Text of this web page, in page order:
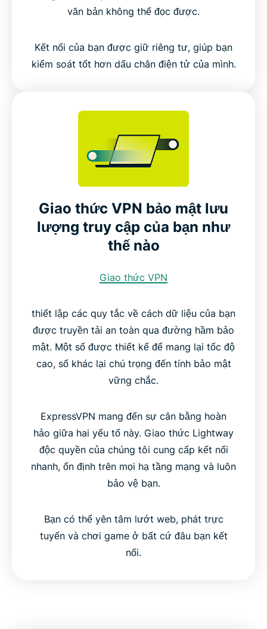
văn bản không thể đọc được.
Kết nối của bạn được giữ riêng tư, giúp bạn
kiểm soát tốt hơn dấu chân điện tử của mình.
Giao thức VPN bảo mật lưu
lượng truy cập của bạn như
thế nào
Giao thức VPN
thiết lập các quy tắc về cách dữ liệu của bạn
được truyền tải an toàn qua đường hầm bảo
mật. Một số được thiết kế để mang lại tốc độ
cao, số khác lại chú trọng đến tính bảo mật
vững chắc.
ExpressVPN mang đến sự cân bằng hoàn
hảo giữa hai yếu tố này. Giao thức Lightway
độc quyền của chúng tôi cung cấp kết nối
nhanh, ổn định trên mọi hạ tầng mạng và luôn
bảo vệ bạn.
Bạn có thể yên tâm lướt web, phát trực
tuyến và chơi game ở bất cứ đâu bạn kết
nối.